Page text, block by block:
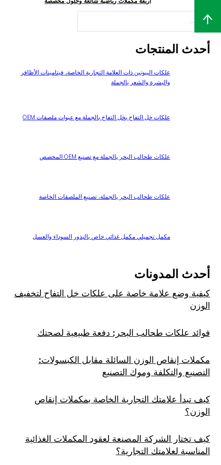
بحث
أحدث المنتجات
علكات البيوتين ذات العلامة التجارية الخاصة، فيتامينات الأظافر
والبشرة والشعر بالجملة
علكات خل التفاح بخل التفاح بالجملة مع عبوات ملصقات OEM
علكات طحالب البحر بالجملة مع تصنيع OEM المخصص
علكات طحالب البحر بالجملة، تصنيع الملصقات الخاصة
مكمل تجميلي مكمل غذائي خاص بالبذور السوداء والعسل
أحدث المدونات
كيفية وضع علامة خاصة على علكات خل التفاح لتخفيف
الوزن
فوائد علكات طحالب البحر: دفعة طبيعية لصحتك
مكملات إنقاص الوزن السائلة مقابل الكبسولات:
التصنيع والتكلفة وموك التصنيع
كيف تبدأ علامتك التجارية الخاصة بمكملات إنقاص
الوزن؟
كيف تختار الشركة المصنعة لعقود المكملات الغذائية
المناسبة لعلامتك التجارية؟